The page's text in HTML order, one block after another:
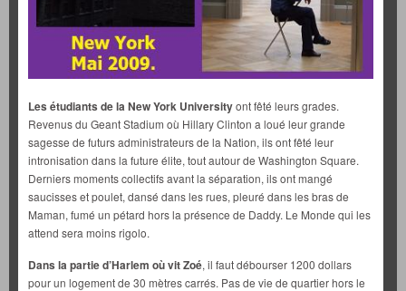
Les étudiants de la New York Universityont fêté leurs grades.
Revenus du Geant Stadium où Hillary Clinton a loué leur grande
sagesse de futurs administrateurs de la Nation, ils ont fêté leur
intronisation dans la future élite, tout autour de Washington Square.
Derniers moments collectifs avant la séparation, ils ont mangé
saucisses et poulet, dansé dans les rues, pleuré dans les bras de
Maman, fumé un pétard hors la présence de Daddy. Le Monde qui les
attend sera moins rigolo.
Dans la partie d’Harlem où vit Zoé, il faut débourser 1200 dollars
pour un logement de 30 mètres carrés. Pas de vie de quartier hors le